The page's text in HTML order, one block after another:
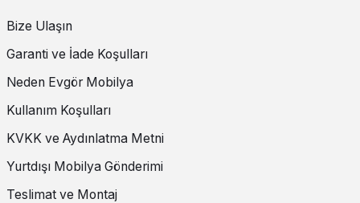
Bize Ulaşın
Garanti ve İade Koşulları
Neden Evgör Mobilya
Kullanım Koşulları
KVKK ve Aydınlatma Metni
Yurtdışı Mobilya Gönderimi
Teslimat ve Montaj